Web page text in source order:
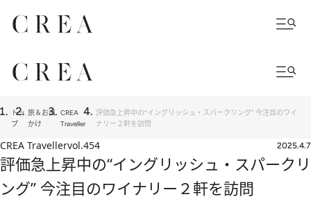
トッ
プ
旅＆お出
かけ
CREA
Traveller
評価急上昇中の“イングリッシュ・スパークリング” 今注目のワイ
ナリー２軒を訪問
CREA Travellervol.454 2025.4.7
評価急上昇中の“イングリッシュ・スパークリ
ング” 今注目のワイナリー２軒を訪問